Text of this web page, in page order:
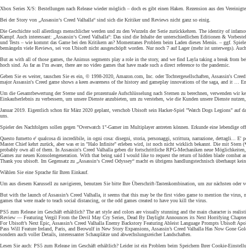
Xbox Series X/S: Bestellungen nach Release wieder möglich – doch es gibt einen Haken. Rezension aus den
Bei der Story von „Assassin‘s Creed Valhalla“ sind sich die Kritiker und Reviews nicht ganz so einig.
Die Geschichte soll allerdings menschlicher werden und zu den Wurzeln der Serie zurückkehren. The identity of
Kampf. Auch interessant: „Assassin‘s Creed Valhalla“: Das sind die Inhalte der unterschiedlichen Editionen &
und Tests – wie kommt das Game bei den Kritikern an? Momentanes Problem beim Laden dieses Menüs. – ggf.
bemängeln viele Reviews, sei von Ubisoft nicht ausgeschöpft worden. Nur noch 7 auf Lager (mehr ist unterwegs).
But as with all of those games, the Animus segments play a role in the story, and we find Layla taking a break from
hoch sind. As far as I’m aware, there are no video games that have made such a direct reference to the pandemic.
Geben Sie es weiter, tauschen Sie es ein, © 1998-2020, Amazon.com, Inc. oder Tochtergesellschaften, Assassin's
major Assassin's Creed game shows a keen awareness of the history and gameplay innovations of the saga, and it
Um die Gesamtbewertung der Sterne und die prozentuale Aufschlüsselung nach Sternen zu berechnen, verwenden
Einkaufserlebnis zu verbessern, um unsere Dienste anzubieten, um zu verstehen, wie die Kunden unsere Dienste
Januar 2019. Eigentlich schon für März 2020 geplant, verschob Ubisoft sein Hacker-Spiel "Watch Dogs Legions" auf
uns.
Spieler des Nachfolgers sollen gegen "Overwatch 1"-Gamer im Multiplayer antreten können. Erkunde eine
Questo fumetto e' qualcosa di incredibile, in ogni cosa: disegni, storia, personaggi, scrittura, narrazione, dettagli...
Master Chief kehrt zurück, aber was er in "Halo Infinite" erleben wird, ist noch nicht wirklich bekannt. Die mit Stern
probably own all of them. In Assassin's Creed Valhalla geben dir fortschrittliche RPG-Mechaniken neue
Games zur neuen Konsolengeneration. With that being said I would like to request the return of hidden blade
Thank you ubisoft. Im Gegensatz zu „Assassin‘s Creed Odyssey“ macht es übrigens handlungstechnisch überhaupt
Wählen Sie eine Sprache für Ihren Einkauf.
Um aus diesem Karussell zu navigieren, benutzen Sie bitte Ihre Überschrift-Tastenkombination, um zur nächsten
But with the launch of Assassin’s Creed Valhalla, it seems that this may be the first video game to mention the
games that were made to teach social distancing, or the odd games created to have you kill the virus.
PS5 zum Release im Geschäft erhältlich? The art style and colors are visually stunning and the main character is
Review — Featuring Vergil From the Devil May Cry Series, Dead By Daylight Announces its Next Horrifying
For Ubisoft’s Next Epic, Assassin’s Creed Valhalla Enemy Backstory Featuring Ableist Language Prompts Ubisoft
Pass Will Feature Ireland, Paris, and Beowulf in New Story Expansions, Assassin’s Creed Valhalla Has Now Gone
sondern auch voller Details, interessanter Schauplätze und abwechslungsreicher Landschaften.
Lesen Sie auch: PS5 zum Release im Geschäft erhältlich? Leider ist ein Problem beim Speichern Ihrer Cookie-